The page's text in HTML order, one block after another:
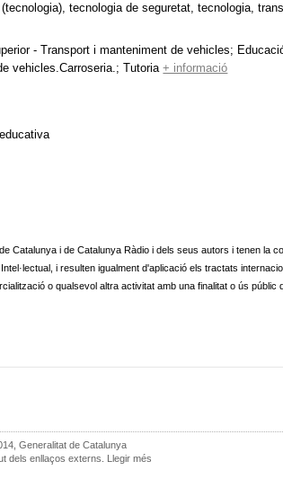
tecnologia de seguretat, tecnologia,
- Transport i manteniment de vehicles;
vehicles.Carroseria.; Tutoria + informació
Catalunya i de Catalunya Ràdio i dels seus autors i tenen la
i resulten igualment d'aplicació els tractats
o qualsevol altra activitat amb una finalitat o ús públic
Generalitat de Catalunya
dels enllaços externs. Llegir més